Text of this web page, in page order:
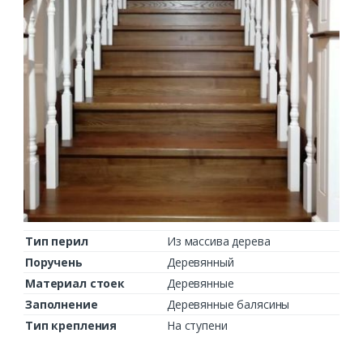
Тип перил
Из массива дерева
Поручень
Деревянный
Материал стоек
Деревянные
Заполнение
Деревянные балясины
Тип крепления
На ступени